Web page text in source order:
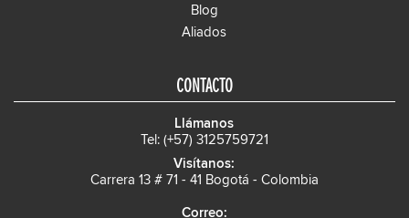
Blog
Aliados
CONTACTO
Llámanos
Tel: (+57) 3125759721
Visítanos:
Carrera 13 # 71 - 41 Bogotá - Colombia
Correo: